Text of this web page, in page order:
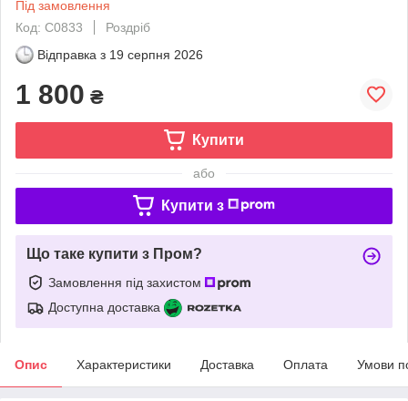
Під замовлення
Код: С0833
Роздріб
Відправка з 19 серпня 2026
1 800 ₴
Купити
або
Купити з
Що таке купити з Пром?
Замовлення під захистом
Доступна доставка
Опис Характеристики Доставка Оплата Умови